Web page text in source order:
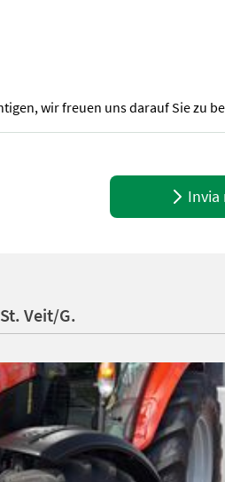
wir freuen uns darauf Sie zu
Motor von Kubota - 3,8l
Invia
Veit/G.